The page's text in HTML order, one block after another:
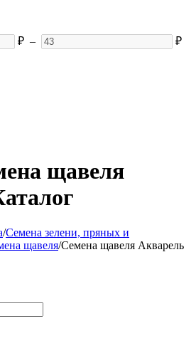
₽ – ₽
щавеля
/Семена зелени, пряных и
щавеля/Семена щавеля Акварель